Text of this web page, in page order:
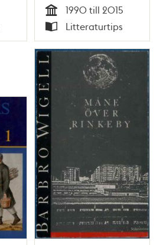
Tid
1990 till 2015
Typ
Litteraturtips